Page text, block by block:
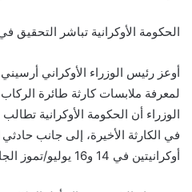
الحكومة الأوكرانية تباشر التحقيق
أوعز رئيس الوزراء الأوكراني
لمعرفة ملابسات كارثة طائرة
الوزراء أن الحكومة الأوكرانية
في الكارثة الأخيرة، إلى جانب
أوكرانيتين في 14 و16 يوليو/تموز الجاري.